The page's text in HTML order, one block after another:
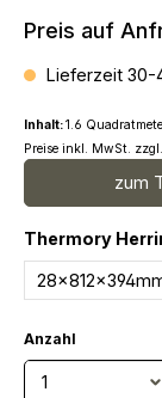
Preis auf
Lieferzeit 30-
Inhalt:1.6
Preise inkl. MwSt.
zum
Thermory
Anzahl
Produkt